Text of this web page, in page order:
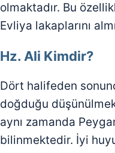
olmaktadır. Bu
Evliya lakaplarını
Hz. Ali Kimdir?
Dört halifeden
doğduğu
aynı zamanda
bilinmektedir. İyi